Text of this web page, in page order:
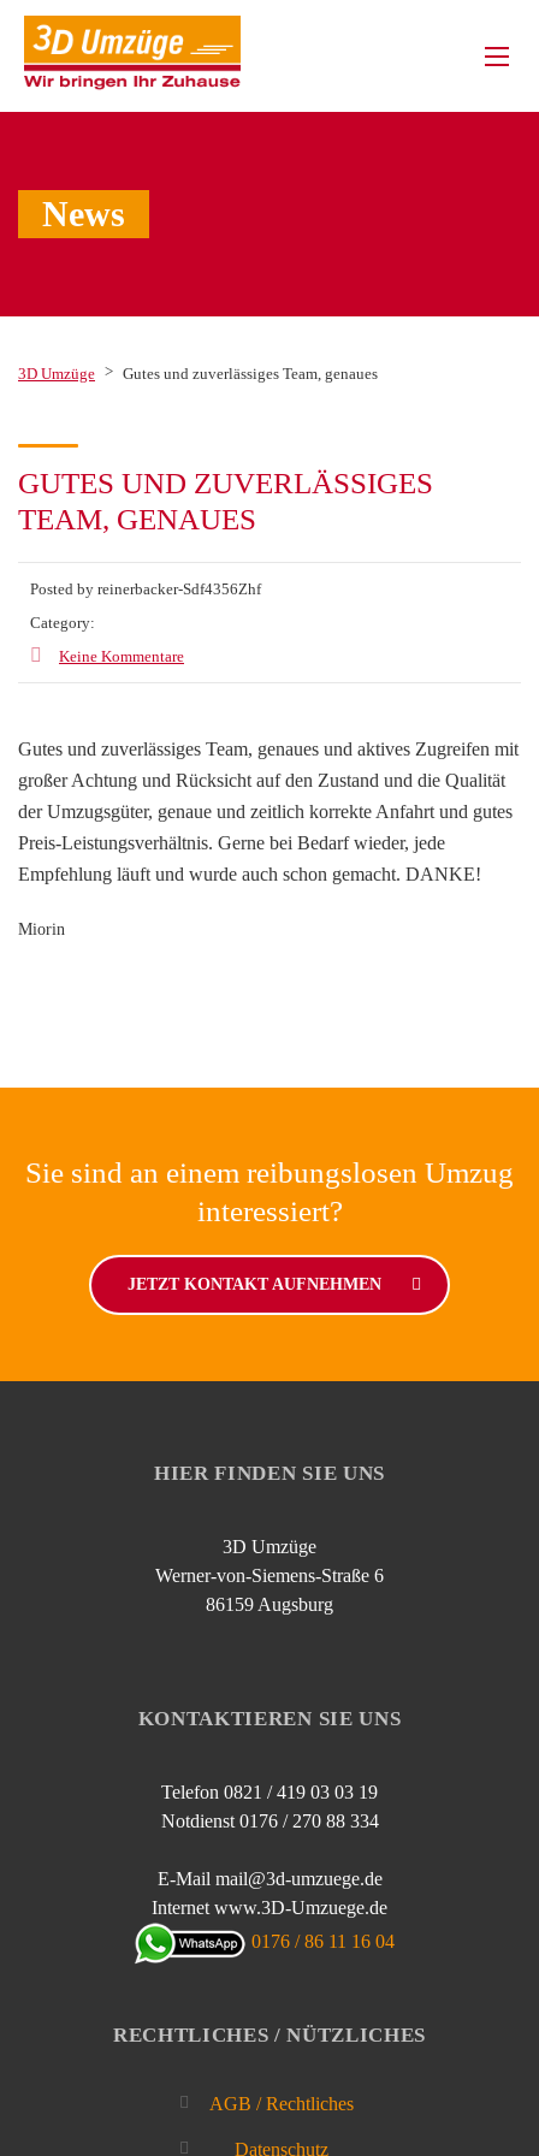
News
3D Umzüge > Gutes und zuverlässiges Team, genaues
GUTES UND ZUVERLÄSSIGES
TEAM, GENAUES
Posted by reinerbacker-Sdf4356Zhf
Category:
Keine Kommentare
Gutes und zuverlässiges Team, genaues und aktives Zugreifen mit
großer Achtung und Rücksicht auf den Zustand und die Qualität
der Umzugsgüter, genaue und zeitlich korrekte Anfahrt und gutes
Preis-Leistungsverhältnis. Gerne bei Bedarf wieder, jede
Empfehlung läuft und wurde auch schon gemacht. DANKE!
Miorin
Sie sind an einem reibungslosen Umzug
interessiert?
JETZT KONTAKT AUFNEHMEN
HIER FINDEN SIE UNS
3D Umzüge
Werner-von-Siemens-Straße 6
86159 Augsburg
KONTAKTIEREN SIE UNS
Telefon 0821 / 419 03 03 19
Notdienst 0176 / 270 88 334
E-Mail mail@3d-umzuege.de
Internet www.3D-Umzuege.de
0176 / 86 11 16 04
RECHTLICHES / NÜTZLICHES
AGB / Rechtliches
Datenschutz